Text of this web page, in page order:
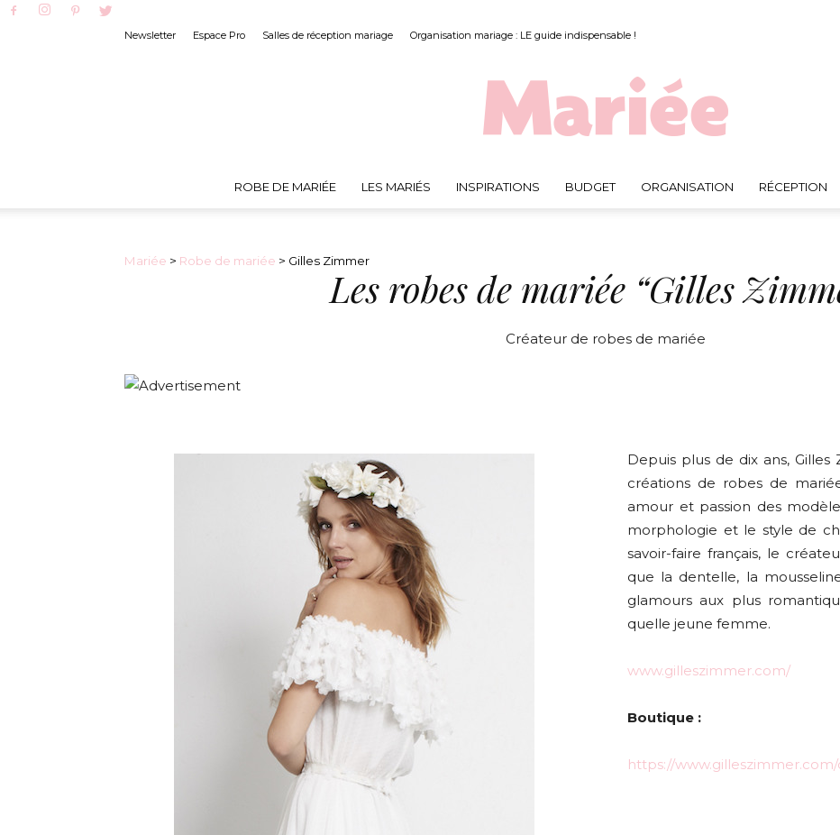
Newsletter Espace Pro Salles de réception mariage Organisation mariage : LE guide indispensable !
ROBE DE MARIÉE LES MARIÉS INSPIRATIONS BUDGET ORGANISATION RÉCEPTION
Mariée > Robe de mariée > Gilles Zimmer
Les robes de mariée “Gilles
Créateur de robes de mariée
Depuis plus de dix ans,
créations de robes de
amour et passion des
morphologie et le style de
savoir-faire français, le
que la dentelle, la
glamours aux plus
quelle jeune femme.
www.gilleszimmer.com/
Boutique :
https://